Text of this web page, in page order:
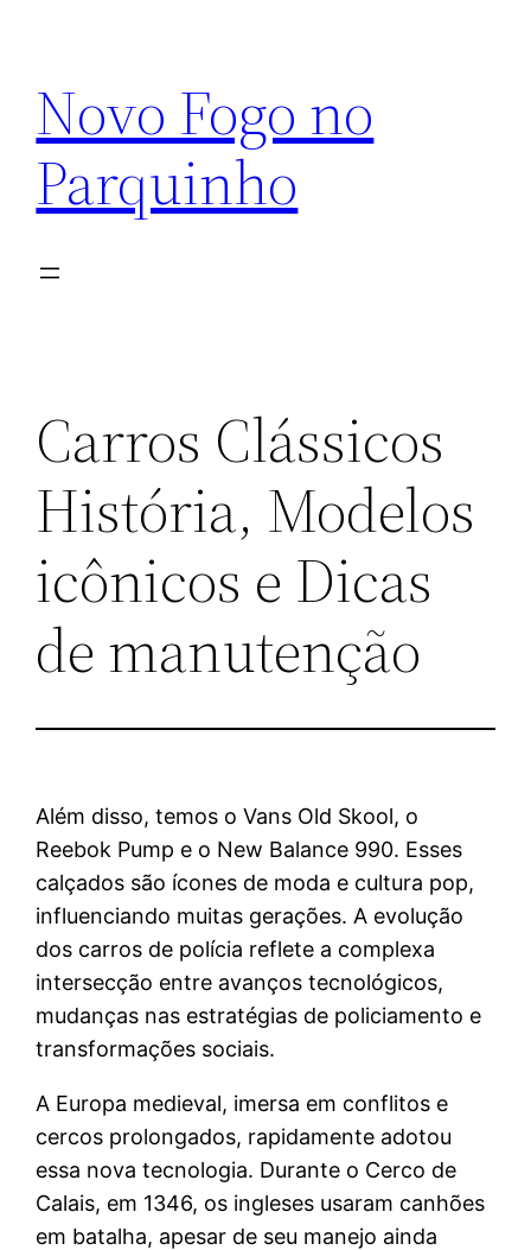
conteúdo
Novo Fogo no
Parquinho
Carros Clássicos
História, Modelos
icônicos e Dicas
de manutenção
Além disso, temos o Vans Old Skool, o
Reebok Pump e o New Balance 990. Esses
calçados são ícones de moda e cultura pop,
influenciando muitas gerações. A evolução
dos carros de polícia reflete a complexa
intersecção entre avanços tecnológicos,
mudanças nas estratégias de policiamento e
transformações sociais.
A Europa medieval, imersa em conflitos e
cercos prolongados, rapidamente adotou
essa nova tecnologia. Durante o Cerco de
Calais, em 1346, os ingleses usaram canhões
em batalha, apesar de seu manejo ainda